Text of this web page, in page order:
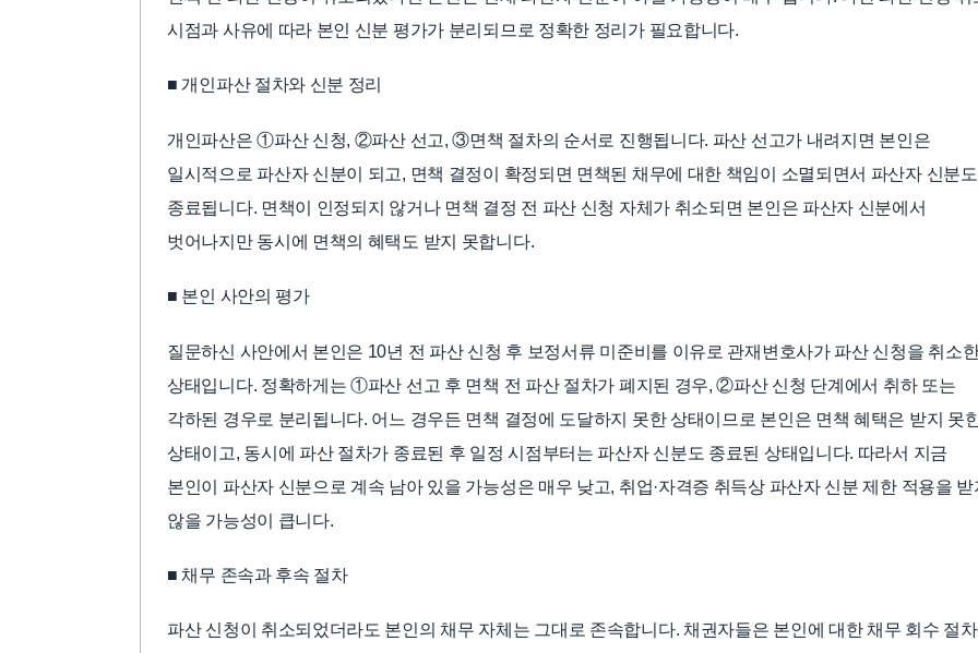
시점과 사유에 따라 본인 신분 평가가 분리되므로 정확한 정리가 필요합니다.
■ 개인파산 절차와 신분 정리
개인파산은 ①파산 신청, ②파산 선고, ③면책 절차의 순서로 진행됩니다. 파산 선고가 내려지면 본인은
일시적으로 파산자 신분이 되고, 면책 결정이 확정되면 면책된 채무에 대한 책임이 소멸되면서 파산자 신분도
종료됩니다. 면책이 인정되지 않거나 면책 결정 전 파산 신청 자체가 취소되면 본인은 파산자 신분에서
벗어나지만 동시에 면책의 혜택도 받지 못합니다.
■ 본인 사안의 평가
질문하신 사안에서 본인은 10년 전 파산 신청 후 보정서류 미준비를 이유로 관재변호사가 파산 신청을 취소
상태입니다. 정확하게는 ①파산 선고 후 면책 전 파산 절차가 폐지된 경우, ②파산 신청 단계에서 취하 또는
각하된 경우로 분리됩니다. 어느 경우든 면책 결정에 도달하지 못한 상태이므로 본인은 면책 혜택은 받지 못
상태이고, 동시에 파산 절차가 종료된 후 일정 시점부터는 파산자 신분도 종료된 상태입니다. 따라서 지금
본인이 파산자 신분으로 계속 남아 있을 가능성은 매우 낮고, 취업·자격증 취득상 파산자 신분 제한 적용을 받
않을 가능성이 큽니다.
■ 채무 존속과 후속 절차
파산 신청이 취소되었더라도 본인의 채무 자체는 그대로 존속합니다. 채권자들은 본인에 대한 채무 회수 절차